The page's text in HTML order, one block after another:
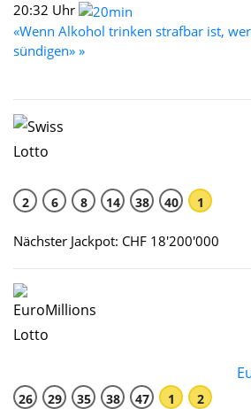
20:32 Uhr
«Wenn Alkohol trinken strafbar ist,
sündigen» »
2 6 8 14 38 40 1
Nächster Jackpot: CHF 18'200'000
26 29 35 38 47 1 2